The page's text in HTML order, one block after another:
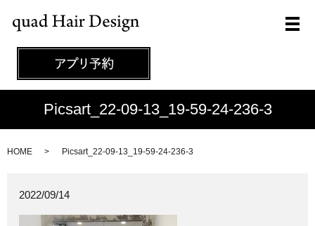
メ
Picsart_22-09-13_19-59-24-236-3
HOME Picsart_22-09-13_19-59-24-236-3
2022/09/14